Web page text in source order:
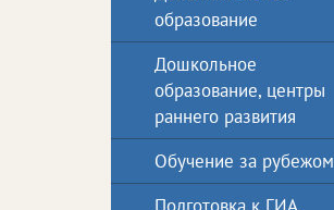
образование
Дошкольное
образование, центры
раннего развития
Обучение за рубежом